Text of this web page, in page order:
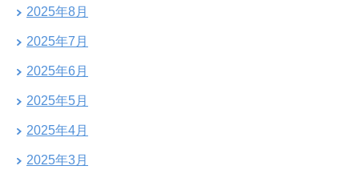
2025年8月
2025年7月
2025年6月
2025年5月
2025年4月
2025年3月